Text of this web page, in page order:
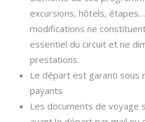
excursions, hôtels,
modifications ne
essentiel du circuit et ne
prestations.
Le départ est garanti sous
payants
Les documents de voyage